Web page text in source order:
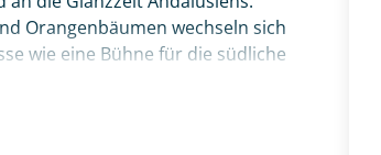
Orangenbäumen wechseln sich
wie eine Bühne für die südliche
Sie dieses wunderschöne